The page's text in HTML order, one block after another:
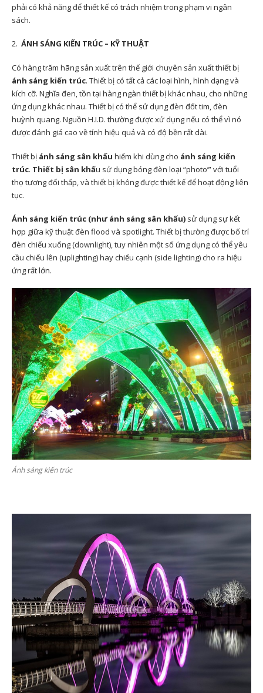
phải có khả năng để thiết kế có trách nhiệm trong phạm vi ngân
sách.
2. ÁNH SÁNG KIẾN TRÚC – KỸ THUẬT
Có hàng trăm hãng sản xuất trên thế giới chuyên sản xuất thiết bị
ánh sáng kiến ​​trúc. Thiết bị có tất cả các loại hình, hình dạng và
kích cỡ. Nghĩa đen, tồn tại hàng ngàn thiết bị khác nhau, cho những
ứng dụng khác nhau. Thiết bị có thể sử dụng đèn đốt tim, đèn
huỳnh quang. Nguồn H.I.D. thường được xử dụng nếu có thể vì nó
được đánh giá cao về tính hiệu quả và có độ bền rất dài.
Thiết bị ánh sáng sân khấu hiếm khi dùng cho ánh sáng kiến ​​
trúc. Thiết bị sân khấu sử dụng bóng đèn loại “photo’” với tuổi
thọ tương đối thấp, và thiết bị không được thiết kế để hoạt động liên
tục.
Ánh sáng kiến trúc (như ánh sáng sân khấu) sử dụng sự kết
hợp giữa kỹ thuật đèn flood và spotlight. Thiết bị thường được bố trí
đèn chiếu xuống (downlight), tuy nhiên một số ứng dụng có thể yêu
cầu chiếu lên (uplighting) hay chiếu cạnh (side lighting) cho ra hiệu
ứng rất lớn.
Ánh sáng kiến trúc